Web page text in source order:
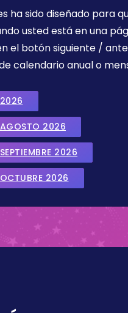
ha sido diseñado
usted está en una
el botón siguiente /
calendario anual o
2026
AGOSTO 2026
2026
OCTUBRE 2026